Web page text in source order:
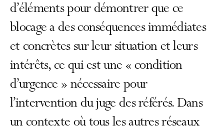
d’éléments pour démontrer que ce
blocage a des conséquences immédiates
et concrètes sur leur situation et leurs
intérêts, ce qui est une « condition
d’urgence » nécessaire pour
l’intervention du juge des référés. Dans
un contexte où tous les autres réseaux